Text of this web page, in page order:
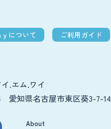
ｙについて ご利用ガイド
.エム.ワイ
愛知県名古屋市東区葵3-7-14
About